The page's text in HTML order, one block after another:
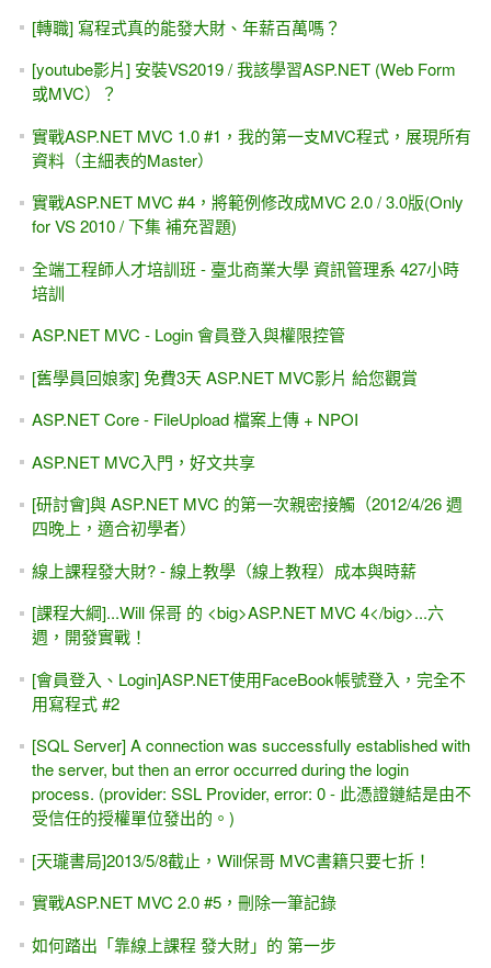
[轉職] 寫程式真的能發大財、年薪百萬嗎？
[youtube影片] 安裝VS2019 / 我該學習ASP.NET (Web Form
或MVC）？
實戰ASP.NET MVC 1.0 #1，我的第一支MVC程式，展現所有
資料（主細表的Master）
實戰ASP.NET MVC #4，將範例修改成MVC 2.0 / 3.0版(Only
for VS 2010 / 下集 補充習題)
全端工程師人才培訓班 - 臺北商業大學 資訊管理系 427小時
培訓
ASP.NET MVC - Login 會員登入與權限控管
[舊學員回娘家] 免費3天 ASP.NET MVC影片 給您觀賞
ASP.NET Core - FileUpload 檔案上傳 + NPOI
ASP.NET MVC入門，好文共享
[研討會]與 ASP.NET MVC 的第一次親密接觸（2012/4/26 週
四晚上，適合初學者）
線上課程發大財? - 線上教學（線上教程）成本與時薪
[課程大綱]...Will 保哥 的 <big>ASP.NET MVC 4</big>...六
週，開發實戰！
[會員登入、Login]ASP.NET使用FaceBook帳號登入，完全不
用寫程式 #2
[SQL Server] A connection was successfully established with
the server, but then an error occurred during the login
process. (provider: SSL Provider, error: 0 - 此憑證鏈結是由不
受信任的授權單位發出的。)
[天瓏書局]2013/5/8截止，Will保哥 MVC書籍只要七折！
實戰ASP.NET MVC 2.0 #5，刪除一筆記錄
如何踏出「靠線上課程 發大財」的 第一步